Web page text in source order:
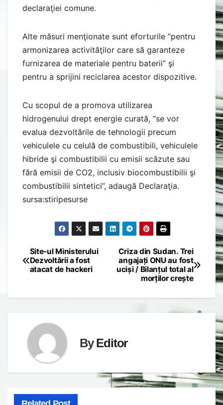
declaraţiei comune.
Alte măsuri menţionate sunt eforturile “pentru
armonizarea activităţilor care să garanteze
furnizarea de materiale pentru baterii” şi
pentru a sprijini reciclarea acestor dispozitive.
Cu scopul de a promova utilizarea
hidrogenului drept energie curată, “se vor
evalua dezvoltările de tehnologii precum
vehiculele cu celulă de combustibili, vehiculele
hibride şi combustibilii cu emisii scăzute sau
fără emisii de CO2, inclusiv biocombustibilii şi
combustibilii sintetici”, adaugă Declaraţia.
sursa:stiripesurse
Post
navigation
Criza din Sudan. Trei
angajați ONU au fost
uciși / Bilanțul total al
morților crește
Site-ul Ministerului
Dezvoltării a fost
atacat de hackeri
ByEditor